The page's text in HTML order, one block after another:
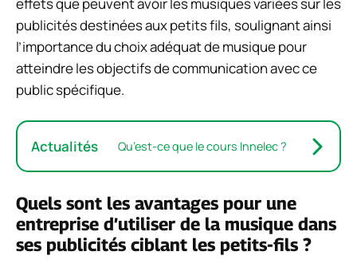
publicités destinées aux petits fils, soulignant ainsi
l’importance du choix adéquat de musique pour
atteindre les objectifs de communication avec ce
public spécifique.
Actualités Qu’est-ce que le cours Innelec ?
Quels sont les avantages pour une
entreprise d’utiliser de la musique dans
ses publicités ciblant les petits-fils ?